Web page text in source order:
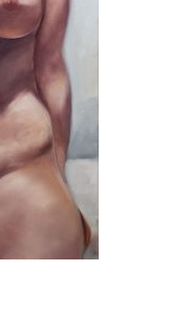
można
wybrać
na
stronie
produktu